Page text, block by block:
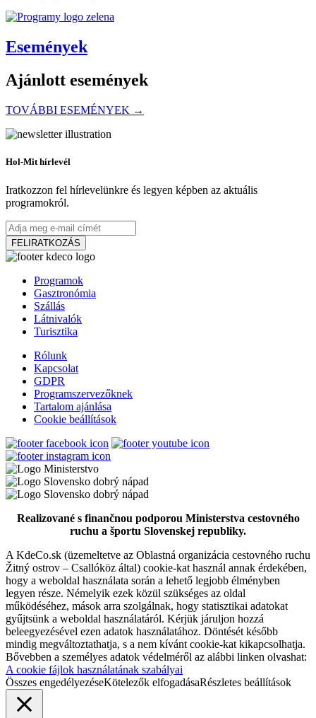
Események
Ajánlott események
TOVÁBBI ESEMÉNYEK →
POMLÉ Fesztivál
FesztiválGyerekprogramok
Szent István Napok Somorján
Somorja, Augusztus 14
FesztiválGyerekprogramok
Események az x-bionic sphere-ben 2026
Somorja, Február 20
FesztiválGyerekprogramok
Bodzafesztivál
Keszölcés, Szeptember 05
FesztiválGyerekprogramok
Somorja város
Somorja, Január 01
Fesztivál
Hol-Mit hírlevél
Iratkozzon fel hírlevelünkre és legyen képben az aktuális
programokról.
FELIRATKOZÁS
Programok
Gasztronómia
Szállás
Látnivalók
Turisztika
Rólunk
Kapcsolat
GDPR
Programszervezőknek
Tartalom ajánlása
Cookie beállítások
Realizované s finančnou podporou Ministerstva cestovného
ruchu a športu Slovenskej republiky.
A KdeCo.sk (üzemeltetve az Oblastná organizácia cestovného ruchu
Žitný ostrov – Csallóköz által) cookie-kat használ annak érdekében,
hogy a weboldal használata során a lehető legjobb élményben
legyen része. Némelyik ezek közül szükséges az oldal
működéséhez, mások arra szolgálnak, hogy statisztikai adatokat
gyűjtsünk a weboldal használatáról. Kérjük járuljon hozzá
beleegyezésével ezen adatok használatához. Döntését később
mindig megváltoztathatja, s a nem kívánt cookie-kat kikapcsolhatja.
Bővebben a személyes adatok védelméről az alábbi linken olvashat:
A cookie fájlok használatának szabályai
Összes engedélyezéseKötelezők elfogadásaRészletes beállítások